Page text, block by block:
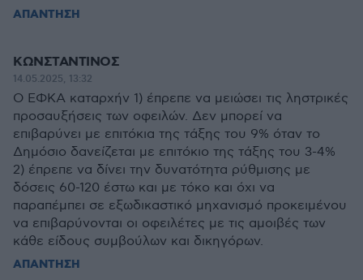
ΑΠΑΝΤΗΣΗ
ΚΩΝΣΤΑΝΤΙΝΟΣ
14.05.2025, 13:32
Ο ΕΦΚΑ καταρχήν 1) έπρεπε να μειώσει τις ληστρικές
προσαυξήσεις των οφειλών. Δεν μπορεί να
επιβαρύνει με επιτόκια της τάξης του 9% όταν το
Δημόσιο δανείζεται με επιτόκιο της τάξης του 3-4%
2) έπρεπε να δίνει την δυνατότητα ρύθμισης με
δόσεις 60-120 έστω και με τόκο και όχι να
παραπέμπει σε εξωδικαστικό μηχανισμό προκειμένου
να επιβαρύνονται οι οφειλέτες με τις αμοιβές των
κάθε είδους συμβούλων και δικηγόρων.
ΑΠΑΝΤΗΣΗ